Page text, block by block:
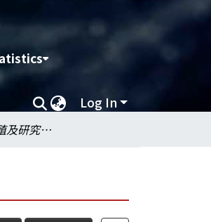
Log In
國家實驗動物繁殖及研究中心管理及使用手冊